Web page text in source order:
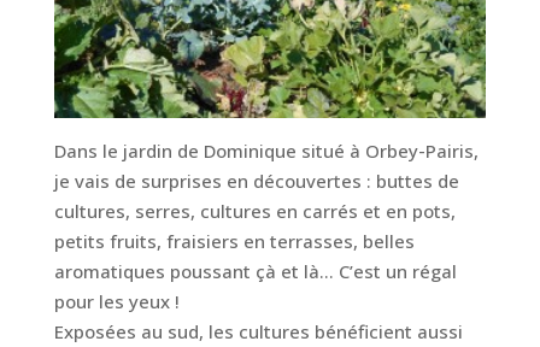
Dans le jardin de Dominique situé à Orbey-Pairis,
je vais de surprises en découvertes : buttes de
cultures, serres, cultures en carrés et en pots,
petits fruits, fraisiers en terrasses, belles
aromatiques poussant çà et là… C’est un régal
pour les yeux !
Exposées au sud, les cultures bénéficient aussi